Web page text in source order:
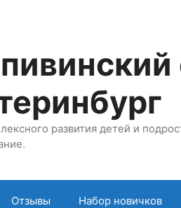
развития детей и
Отзывы Набор новичков